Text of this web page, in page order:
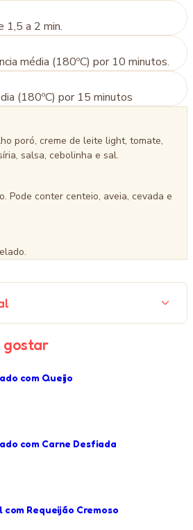
1,5 a 2 min.
média (180ºC) por 10 minutos.
(180ºC) por 15 minutos
poró, creme de leite light, tomate,
salsa, cebolinha e sal.
Pode conter centeio, aveia, cevada e
gostar
com Queijo
com Carne Desfiada
Requeijão Cremoso